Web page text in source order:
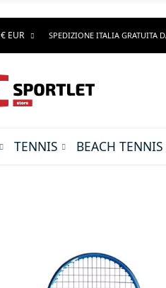
€ EUR SPEDIZIONE ITALIA GRATUITA
TENNIS BEACH TENNIS